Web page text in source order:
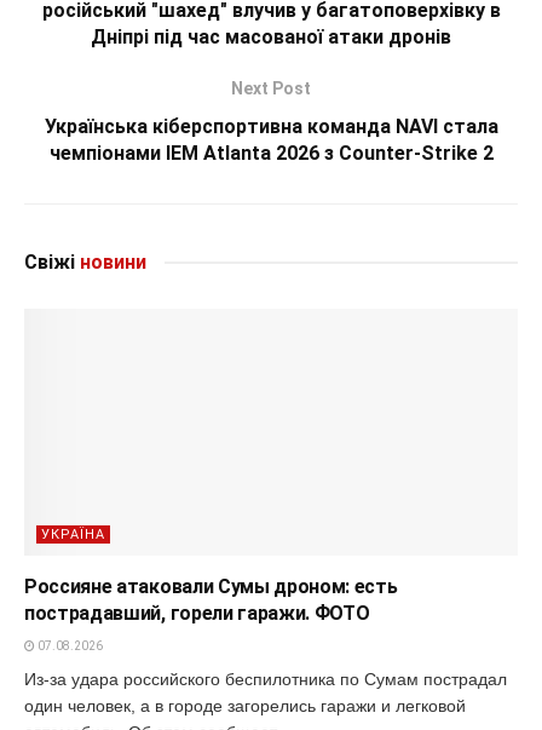
російський "шахед" влучив у багатоповерхівку в
Дніпрі під час масованої атаки дронів
Next Post
Українська кіберспортивна команда NAVI стала
чемпіонами IEM Atlanta 2026 з Counter-Strike 2
Свіжі новини
УКРАЇНА
Россияне атаковали Сумы дроном: есть
пострадавший, горели гаражи. ФОТО
07.08.2026
Из-за удара российского беспилотника по Сумам пострадал
один человек, а в городе загорелись гаражи и легковой